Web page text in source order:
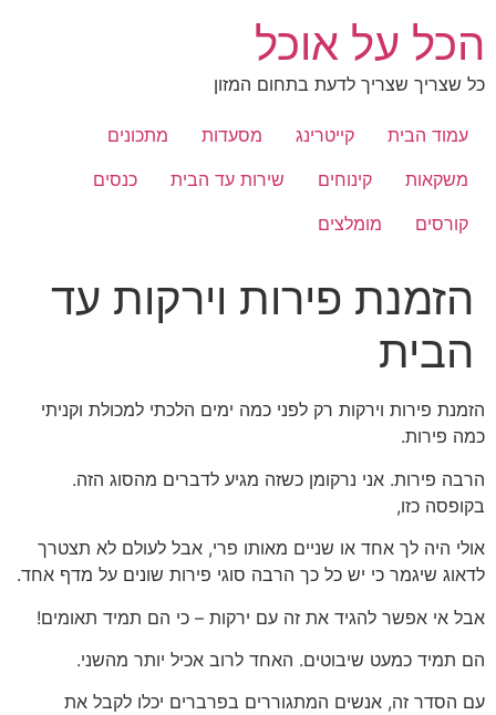
לתוכן
הכל על אוכל
כל שצריך שצריך לדעת בתחום המזון
עמוד הבית קייטרינג מסעדות
מתכונים
משקאות
קינוחים שירות עד הבית
כנסים
קורסים
מומלצים
הזמנת פירות וירקות עד
הבית
הזמנת פירות וירקות רק לפני כמה ימים הלכתי למכולת וקניתי
כמה פירות.
הרבה פירות. אני נרקומן כשזה מגיע לדברים מהסוג הזה.
בקופסה כזו,
אולי היה לך אחד או שניים מאותו פרי, אבל לעולם לא תצטרך
לדאוג שיגמר כי יש כל כך הרבה סוגי פירות שונים על מדף אחד.
אבל אי אפשר להגיד את זה עם ירקות – כי הם תמיד תאומים!
הם תמיד כמעט שיבוטים. האחד לרוב אכיל יותר מהשני.
עם הסדר זה, אנשים המתגוררים בפרברים יכלו לקבל את